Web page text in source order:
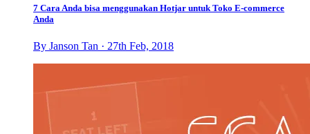
7 Cara Anda bisa menggunakan Hotjar untuk Toko E-commerce
Anda
By Janson Tan · 27th Feb, 2018